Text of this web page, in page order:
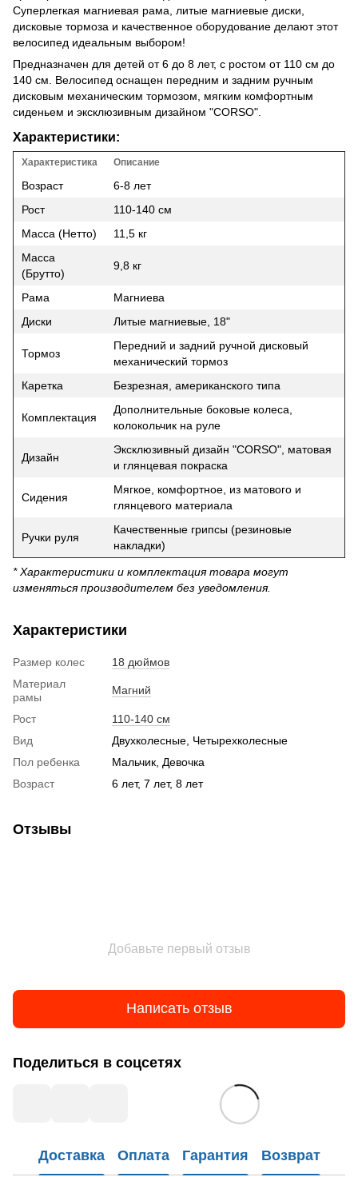
Суперлегкая магниевая рама, литые магниевые диски,
дисковые тормоза и качественное оборудование делают этот
велосипед идеальным выбором!
Предназначен для детей от 6 до 8 лет, с ростом от 110 см до
140 см. Велосипед оснащен передним и задним ручным
дисковым механическим тормозом, мягким комфортным
сиденьем и эксклюзивным дизайном "CORSO".
Характеристики:
Характеристика Описание
Возраст
6-8 лет
Рост
110-140 см
Масса (Нетто)
11,5 кг
Масса
(Брутто)
9,8 кг
Рама
Магниева
Диски
Литые магниевые, 18"
Тормоз
Передний и задний ручной дисковый
механический тормоз
Каретка
Безрезная, американского типа
Комплектация
Дополнительные боковые колеса,
колокольчик на руле
Дизайн
Эксклюзивный дизайн "CORSO", матовая
и глянцевая покраска
Сидения
Мягкое, комфортное, из матового и
глянцевого материала
Ручки руля
Качественные грипсы (резиновые
накладки)
* Характеристики и комплектация товара могут
изменяться производителем без уведомления.
Характеристики
Размер колес
18 дюймов
Материал
рамы
Магний
Рост
110-140 см
Вид
Двухколесные, Четырехколесные
Пол ребенка
Мальчик, Девочка
Возраст
6 лет, 7 лет, 8 лет
Отзывы
Добавьте первый отзыв
Написать отзыв
Поделиться в соцсетях
Доставка Оплата Гарантия Возврат